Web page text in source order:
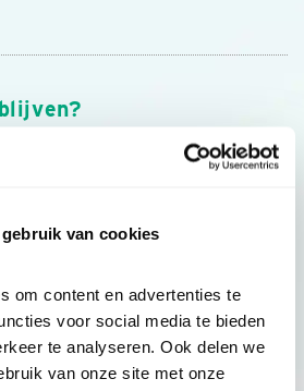
van cookies
om content en advertenties te
voor social media te bieden
te analyseren. Ook delen we
van onze site met onze
nieuws, inspiratie, acties en tips
van Vogelbescherming.